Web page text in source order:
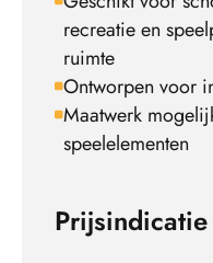
recreatie en
ruimte
Ontworpen voor
Maatwerk
speelelementen
Prijsindicatie